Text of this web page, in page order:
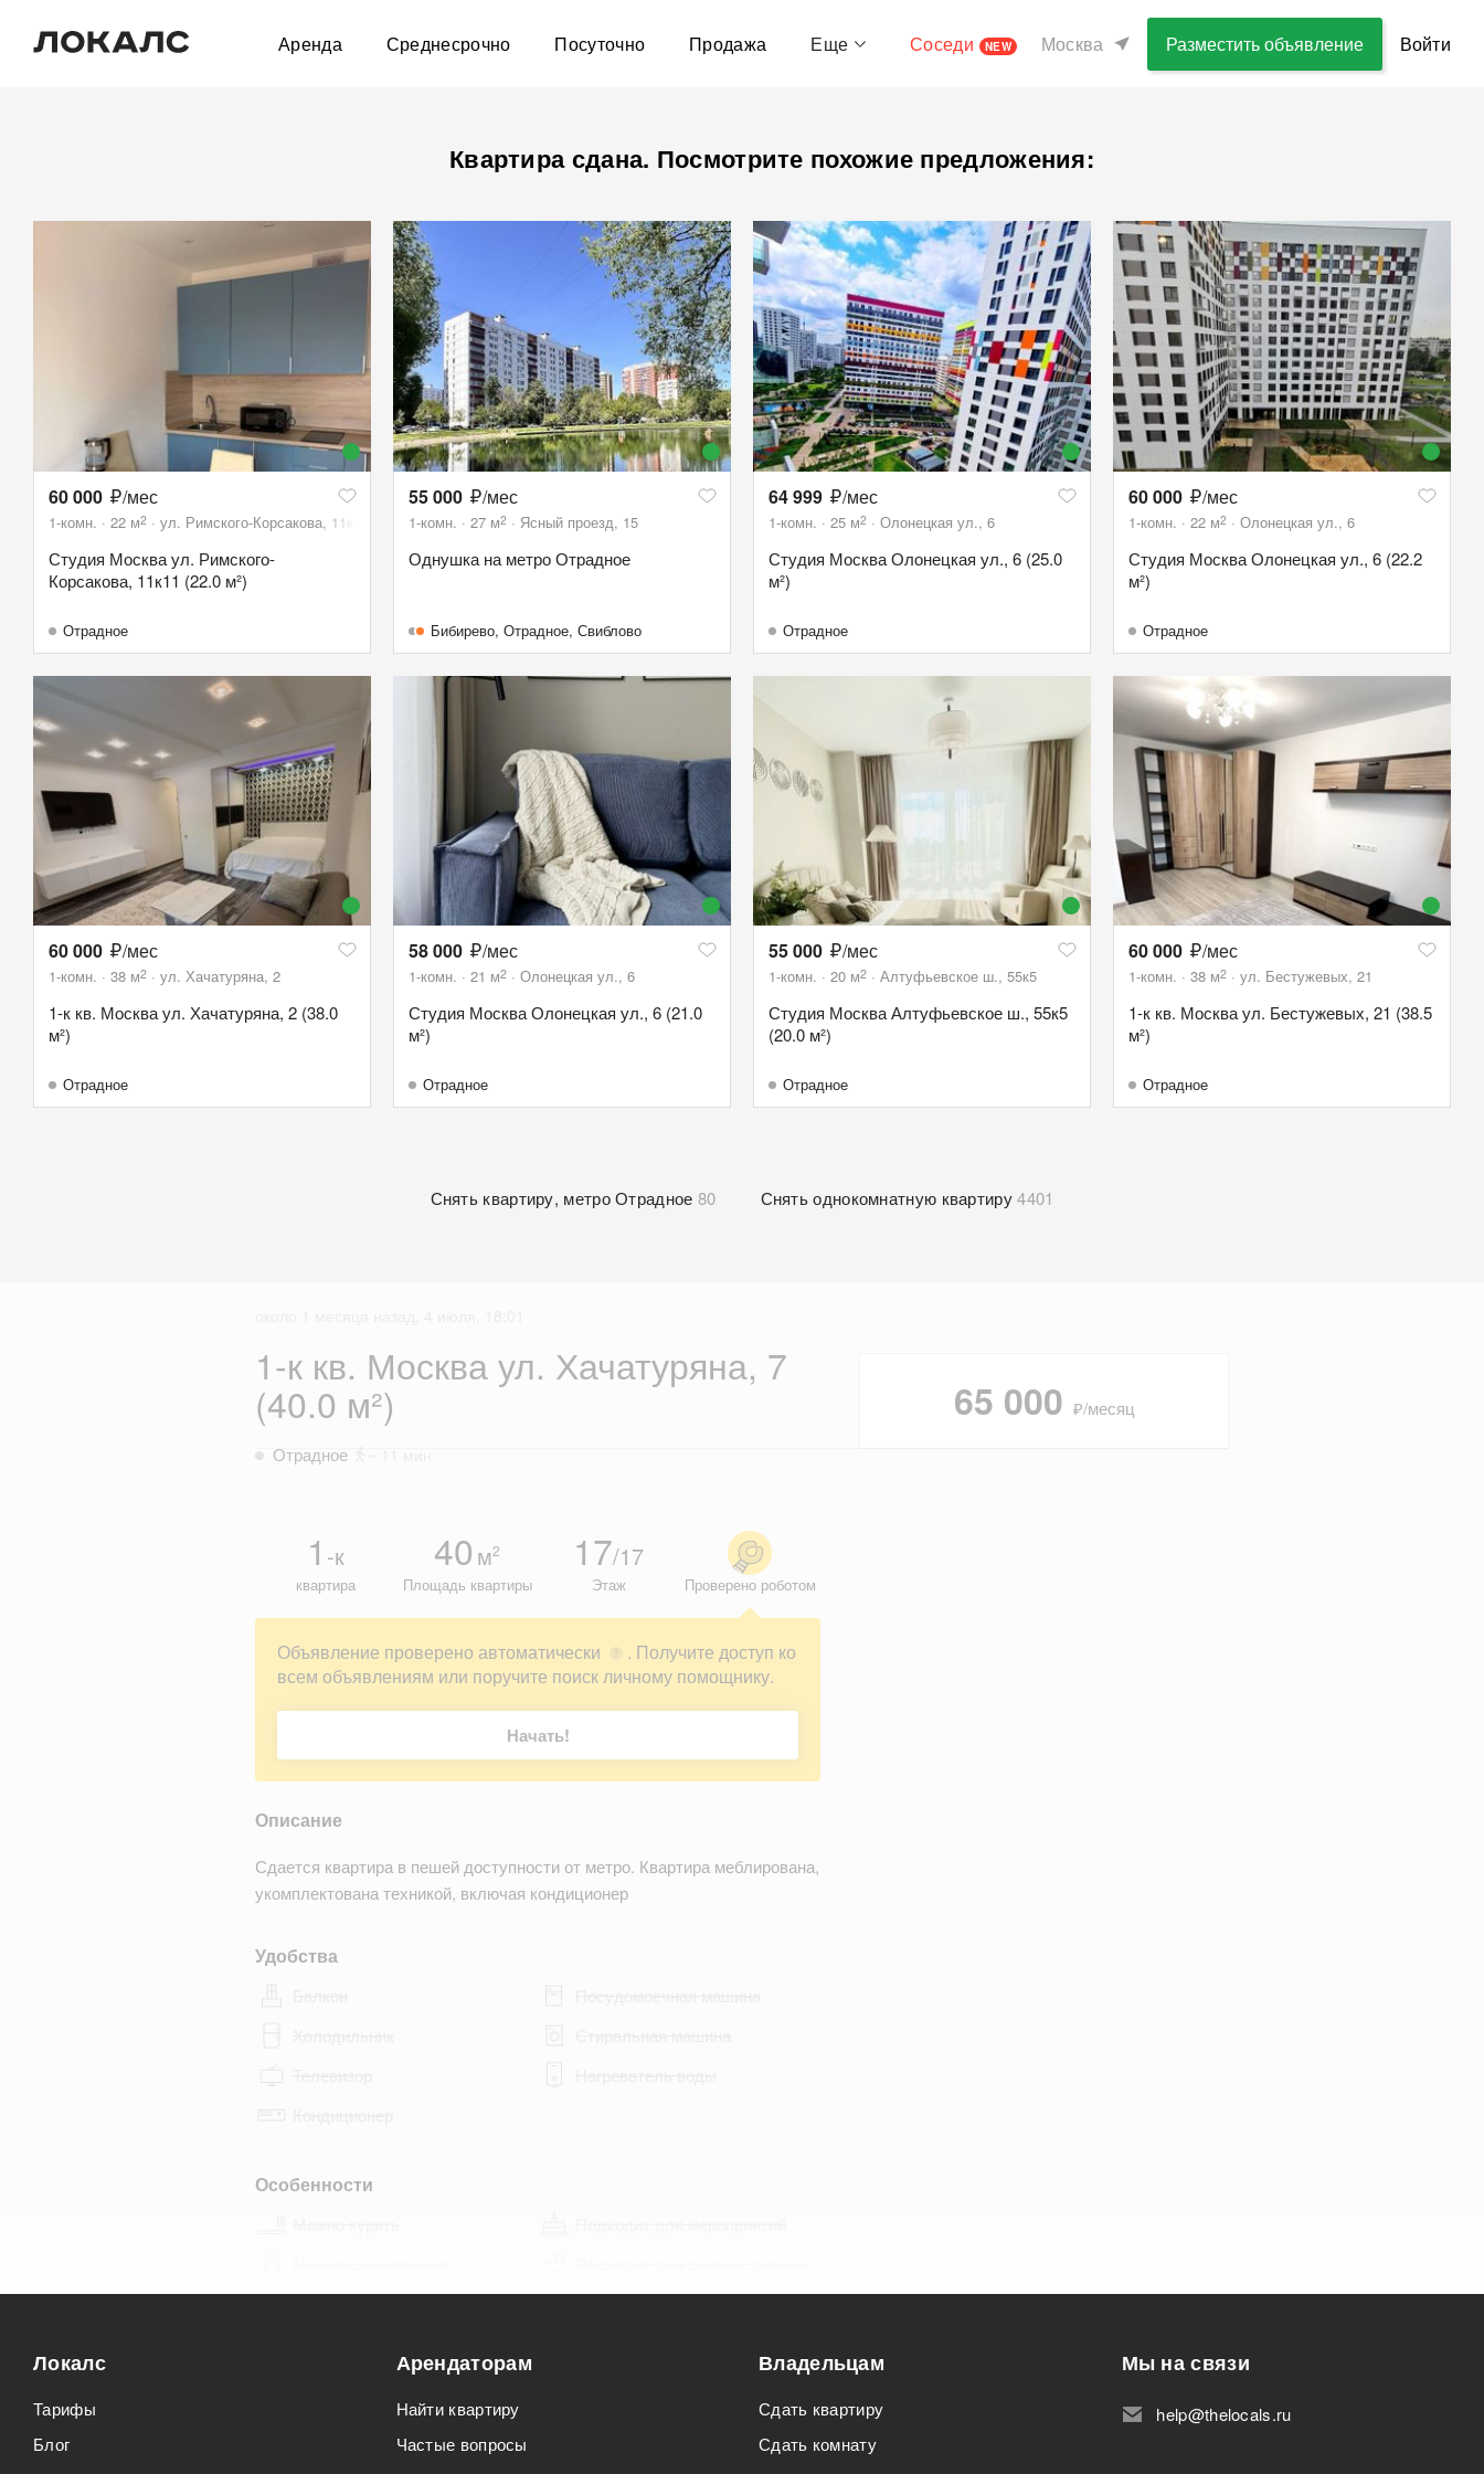
Аренда Среднесрочно Посуточно Продажа Еще Соседи NEW Москва Разместить объявление Войти
Квартира сдана. Посмотрите похожие предложения:
60 000 /мес
1-комн. 22 м2 ул. Римского-Корсакова, 11к11
Студия Москва ул. Римского-
Корсакова, 11к11 (22.0 м²)
Отрадное
55 000 /мес
1-комн. 27 м2 Ясный проезд, 15
Однушка на метро Отрадное
Бибирево, Отрадное, Свиблово
64 999 /мес
1-комн. 25 м2 Олонецкая ул., 6
Студия Москва Олонецкая ул., 6 (25.0
м²)
Отрадное
60 000 /мес
1-комн. 22 м2 Олонецкая ул., 6
Студия Москва Олонецкая ул., 6 (22.2
м²)
Отрадное
60 000 /мес
1-комн. 38 м2 ул. Хачатуряна, 2
1-к кв. Москва ул. Хачатуряна, 2 (38.0
м²)
Отрадное
58 000 /мес
1-комн. 21 м2 Олонецкая ул., 6
Студия Москва Олонецкая ул., 6 (21.0
м²)
Отрадное
55 000 /мес
1-комн. 20 м2 Алтуфьевское ш., 55к5
Студия Москва Алтуфьевское ш., 55к5
(20.0 м²)
Отрадное
60 000 /мес
1-комн. 38 м2 ул. Бестужевых, 21
1-к кв. Москва ул. Бестужевых, 21 (38.5
м²)
Отрадное
Снять квартиру, метро Отрадное 80 Снять однокомнатную квартиру 4401
1-к кв. Москва ул. Хачатуряна, 7
(40.0 м²)
Отрадное
1 -к
квартира
40 м2
Площадь квартиры
17/17
Этаж Проверено роботом
Объявление проверено автоматически ?
. Получите доступ ко
всем объявлениям или поручите поиск личному помощнику.
Начать!
Описание
Сдается квартира в пешей доступности от метро. Квартира меблирована,
укомплектована техникой, включая кондиционер
Удобства
Особенности
65 000 ₽/месяц
Локалс
Тарифы
Блог
Арендаторам
Найти квартиру
Частые вопросы
Владельцам
Сдать квартиру
Сдать комнату
Мы на связи
help@thelocals.ru